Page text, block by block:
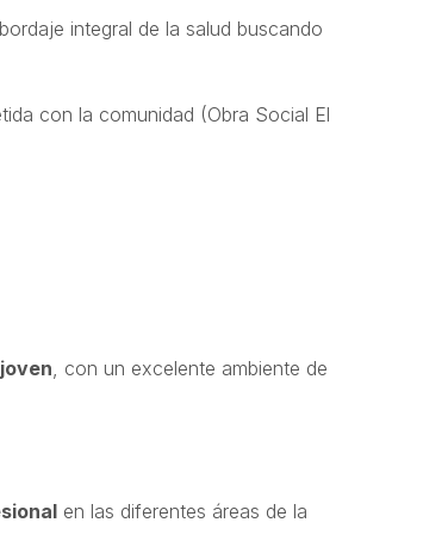
integral de la salud buscando
con la comunidad (Obra Social El
, con un excelente ambiente de
en las diferentes áreas de la